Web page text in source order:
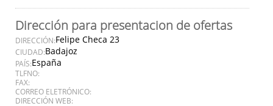
Dirección para presentacion de ofertas
DIRECCIÓN:Felipe Checa 23
CIUDAD:Badajoz
PAÍS:España
TLFNO:
FAX:
CORREO ELETRÓNICO:
DIRECCIÓN WEB: